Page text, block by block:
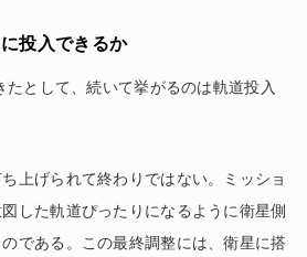
投入できるか
として、続いて挙がるのは軌道投入
上げられて終わりではない。ミッショ
した軌道ぴったりになるように衛星側
である。この最終調整には、衛星に搭